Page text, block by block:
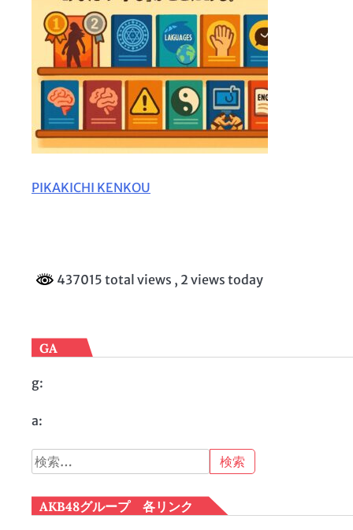
PIKAKICHI KENKOU
437015 total views , 2 views today
GA
g:
a:
検
索:
AKB48グループ 各リンク